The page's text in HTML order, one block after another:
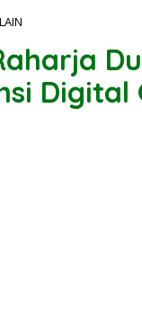
LAIN
Raharja
Dukung
Peningkatan
Kompetensi
Digital